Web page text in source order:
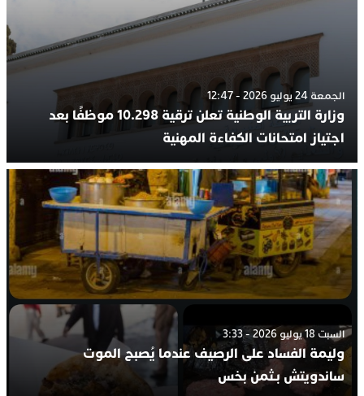
الجمعة 24 يوليو 2026 - 12:47
وزارة التربية الوطنية تعلن ترقية 10.298 موظفًا بعد
اجتياز امتحانات الكفاءة المهنية
السبت 18 يوليو 2026 - 3:33
وليمة الفساد على الرصيف عندما يُصبح الموت
ساندويتش بـثمن بخس